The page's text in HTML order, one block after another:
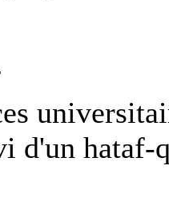
d'un